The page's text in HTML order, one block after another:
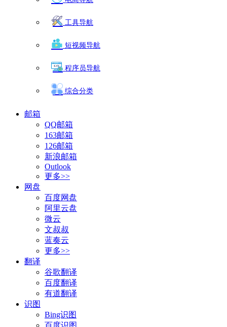
工具导航
短视频导航
程序员导航
综合分类
邮箱
QQ邮箱
163邮箱
126邮箱
新浪邮箱
Outlook
更多>>
网盘
百度网盘
阿里云盘
微云
文叔叔
蓝奏云
更多>>
翻译
谷歌翻译
百度翻译
有道翻译
识图
Bing识图
百度识图